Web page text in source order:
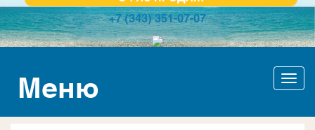
+7 (343) 351-07-07
Меню